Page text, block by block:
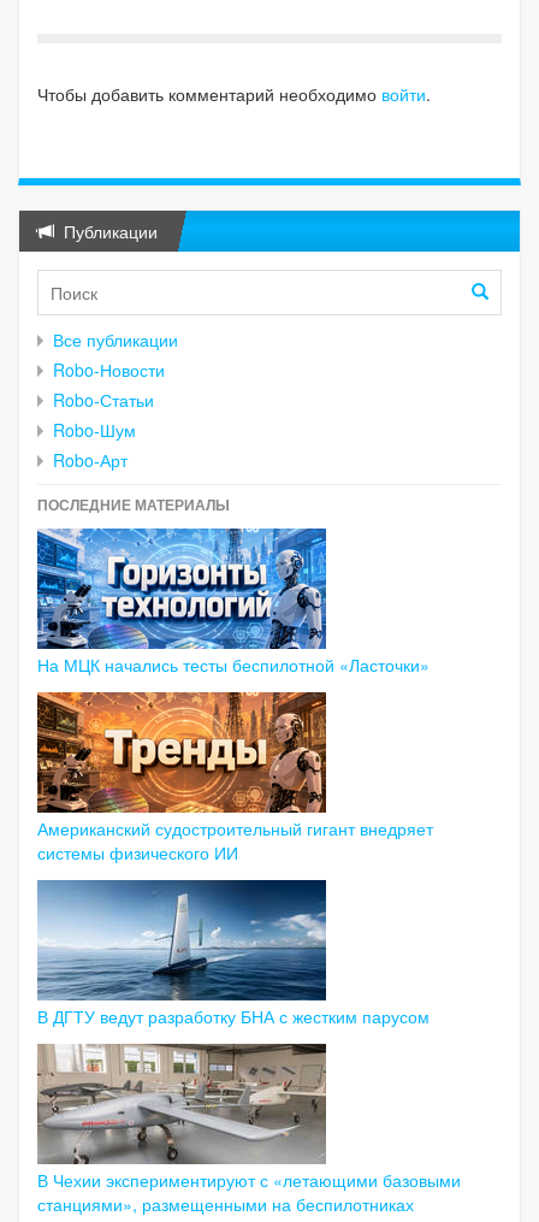
Чтобы добавить комментарий необходимо войти.
Публикации
Все публикации
Robo-Новости
Robo-Статьи
Robo-Шум
Robo-Арт
ПОСЛЕДНИЕ МАТЕРИАЛЫ
На МЦК начались тесты беспилотной «Ласточки»
Американский судостроительный гигант внедряет
системы физического ИИ
В ДГТУ ведут разработку БНА с жестким парусом
В Чехии экспериментируют с «летающими базовыми
станциями», размещенными на беспилотниках